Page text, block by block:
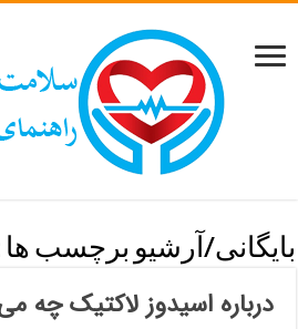
بایگانی/آرشیو برچسب ها
درباره اسیدوز لاکتیک چه